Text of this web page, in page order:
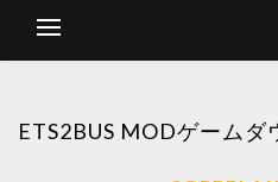
ETS2BUS MODゲーム